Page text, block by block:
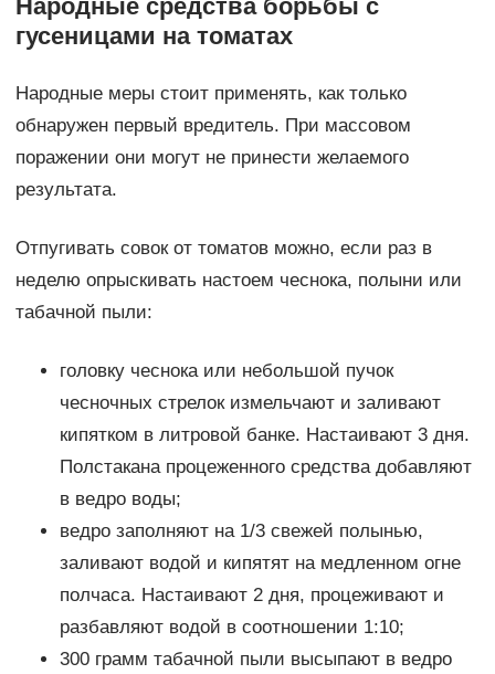
Народные средства борьбы с
гусеницами на томатах
Народные меры стоит применять, как только
обнаружен первый вредитель. При массовом
поражении они могут не принести желаемого
результата.
Отпугивать совок от томатов можно, если раз в
неделю опрыскивать настоем чеснока, полыни или
табачной пыли:
головку чеснока или небольшой пучок
чесночных стрелок измельчают и заливают
кипятком в литровой банке. Настаивают 3 дня.
Полстакана процеженного средства добавляют
в ведро воды;
ведро заполняют на 1/3 свежей полынью,
заливают водой и кипятят на медленном огне
полчаса. Настаивают 2 дня, процеживают и
разбавляют водой в соотношении 1:10;
300 грамм табачной пыли высыпают в ведро